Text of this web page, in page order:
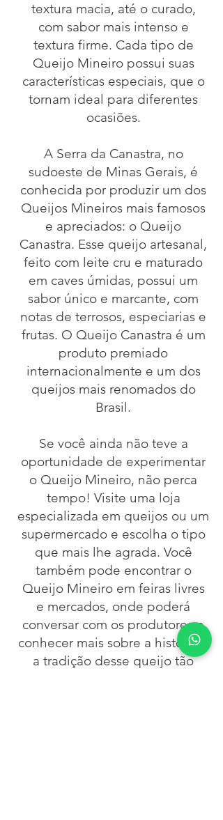
textura macia, até o curado,
com sabor mais intenso e
textura firme. Cada tipo de
Queijo Mineiro possui suas
características especiais, que o
tornam ideal para diferentes
ocasiões.
A Serra da Canastra, no
sudoeste de Minas Gerais, é
conhecida por produzir um dos
Queijos Mineiros mais famosos
e apreciados: o Queijo
Canastra. Esse queijo artesanal,
feito com leite cru e maturado
em caves úmidas, possui um
sabor único e marcante, com
notas de terrosos, especiarias e
frutas. O Queijo Canastra é um
produto premiado
internacionalmente e um dos
queijos mais renomados do
Brasil.
Se você ainda não teve a
oportunidade de experimentar
o Queijo Mineiro, não perca
tempo! Visite uma loja
especializada em queijos ou um
supermercado e escolha o tipo
que mais lhe agrada. Você
também pode encontrar o
Queijo Mineiro em feiras livres
e mercados, onde poderá
conversar com os produtores e
conhecer mais sobre a história e
a tradição desse queijo tão